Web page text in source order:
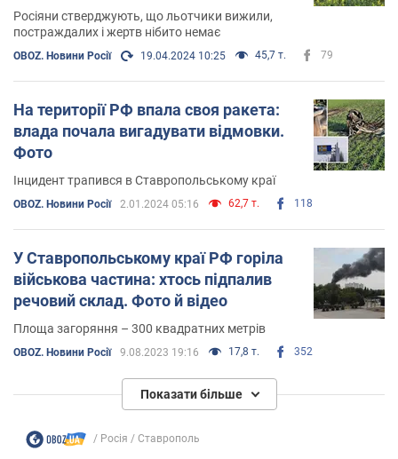
Росіяни стверджують, що льотчики вижили,
постраждалих і жертв нібито немає
OBOZ. Новини Росії 19.04.2024 10:25 45,7 т. 79
На території РФ впала своя ракета:
влада почала вигадувати відмовки.
Фото
Інцидент трапився в Ставропольському краї
OBOZ. Новини Росії 2.01.2024 05:16 62,7 т. 118
У Ставропольському краї РФ горіла
військова частина: хтось підпалив
речовий склад. Фото й відео
Площа загоряння – 300 квадратних метрів
OBOZ. Новини Росії 9.08.2023 19:16 17,8 т. 352
Показати більше
Росія Ставрополь